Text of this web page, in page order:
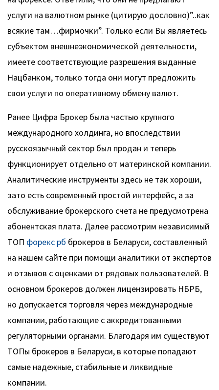
услуги на валютном рынке (цитирую дословно)”..как
всякие там…фирмочки”. Только если Вы являетесь
субъектом внешнеэкономической деятельности,
имеете соответствующие разрешения выданные
Нацбанком, только тогда они могут предложить
свои услуги по оперативному обмену валют.
Ранее Цифра Брокер была частью крупного
международного холдинга, но впоследствии
русскоязычный сектор был продан и теперь
функционирует отдельно от материнской компании.
Аналитические инструменты здесь не так хороши,
зато есть современный простой интерфейс, а за
обслуживание брокерского счета не предусмотрена
абонентская плата. Далее рассмотрим независимый
ТОП форекс рб брокеров в Беларуси, составленный
на нашем сайте при помощи аналитики от экспертов
и отзывов с оценками от рядовых пользователей. В
основном брокеров должен лицензировать НБРБ,
но допускается торговля через международные
компании, работающие с аккредитованными
регуляторными органами. Благодаря им существуют
ТОПы брокеров в Беларуси, в которые попадают
самые надежные, стабильные и ликвидные
компании.